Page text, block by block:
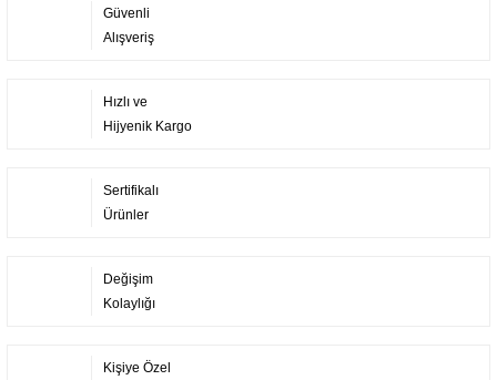
Güvenli
Alışveriş
Hızlı ve
Hijyenik Kargo
Sertifikalı
Ürünler
Değişim
Kolaylığı
Kişiye Özel